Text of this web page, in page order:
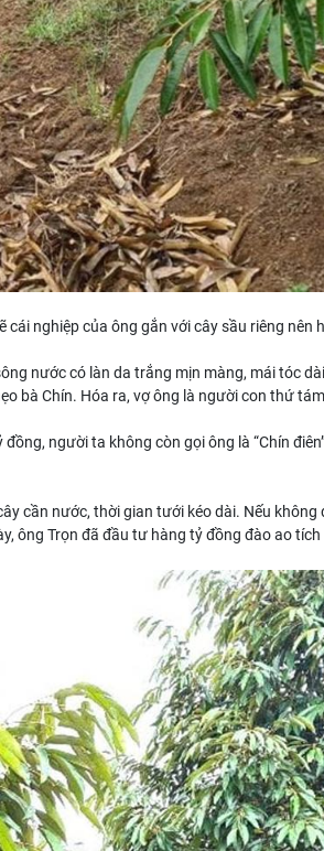
nghiệp của ông gắn với cây sầu riêng
nước có làn da trắng mịn màng, mái tóc
bà Chín. Hóa ra, vợ ông là người con thứ
người ta không còn gọi ông là “Chín
cần nước, thời gian tưới kéo dài. Nếu
ông Trọn đã đầu tư hàng tỷ đồng đào ao